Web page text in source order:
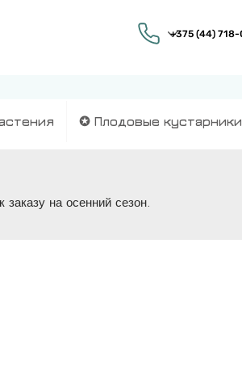
✪ Плодовые кустарники
на осенний сезон.